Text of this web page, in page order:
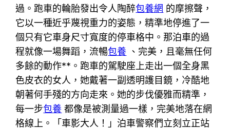
過。跑車的輪胎發出令人陶醉包養網 的摩擦聲，
它以一種近乎蔑視重力的姿態，精準地停進了一
個只有它車身尺寸寬度的停車格中。那泊車的過
程就像一場舞蹈，流暢包養 、完美，且毫無任何
多餘的動作**。跑車的駕駛座上走出一個全身黑
色皮衣的女人，她戴著一副透明護目鏡，冷酷地
朝著何手殘的方向走來。她的步伐優雅而精準，
每一步包養 都像是被測量過一樣，完美地落在網
格線上。「車影大人！」泊車警察們立刻立正站